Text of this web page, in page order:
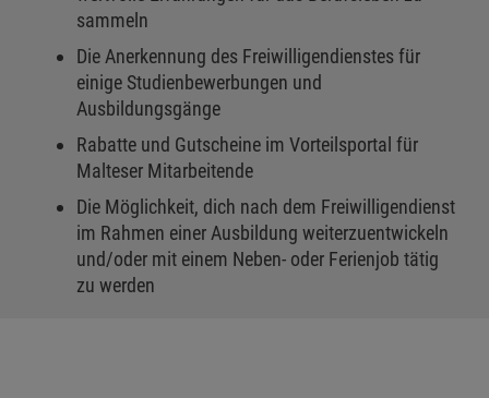
sammeln
Die Anerkennung des Freiwilligendienstes für
einige Studienbewerbungen und
Ausbildungsgänge
Rabatte und Gutscheine im Vorteilsportal für
Malteser Mitarbeitende
Die Möglichkeit, dich nach dem Freiwilligendienst
im Rahmen einer Ausbildung weiterzuentwickeln
und/oder mit einem Neben- oder Ferienjob tätig
zu werden